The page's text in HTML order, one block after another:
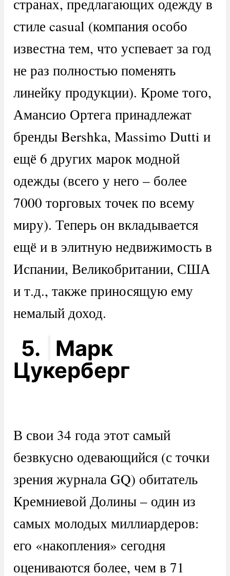
странах, предлагающих одежду в
стиле casual (компания особо
известна тем, что успевает за год
не раз полностью поменять
линейку продукции). Кроме того,
Амансио Ортега принадлежат
бренды Bershka, Massimo Dutti и
ещё 6 других марок модной
одежды (всего у него – более
7000 торговых точек по всему
миру). Теперь он вкладывается
ещё и в элитную недвижимость в
Испании, Великобритании, США
и т.д., также приносящую ему
немалый доход.
5.
Марк
Цукерберг
В свои 34 года этот самый
безвкусно одевающийся (с точки
зрения журнала GQ) обитатель
Кремниевой Долины – один из
самых молодых миллиардеров:
его «накопления» сегодня
оцениваются более, чем в 71